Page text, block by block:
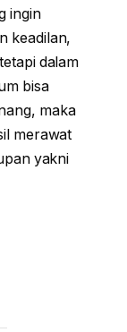
ingin
keadilan,
dalam
bisa
maka
merawat
yakni